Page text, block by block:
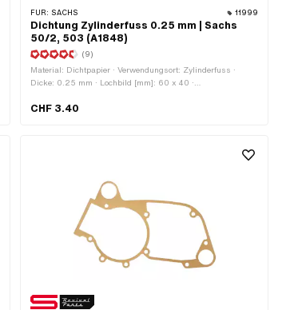
FÜR: SACHS 11999
Dichtung Zylinderfuss 0.25 mm | Sachs
50/2, 503 (A1848)
(9)
Material: Dichtpapier · Verwendungsort: Zylinderfuss ·
Dicke: 0.25 mm · Lochbild [mm]: 60 x 40 ·
Sachs OEM-Nr.: 0250 113 100
CHF 3.40